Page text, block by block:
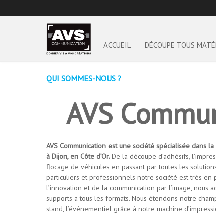
ACCUEIL DÉCOUPE TOUS
QUI SOMMES-NOUS ?
AVS
AVS Communication est une société spécialisée dans
à Dijon, en Côte d’Or.De la découpe d’adhésifs,
flocage de véhicules en passant par toutes les
particuliers et professionnels notre société est très en
l’innovation et de la communication par l’image, nous
supports a tous les formats. Nous étendons notre
stand, l’événementiel grâce à notre machine